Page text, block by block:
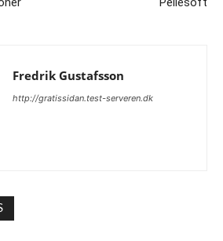
Fredrik Gustafsson
http://gratissidan.test-serveren.dk